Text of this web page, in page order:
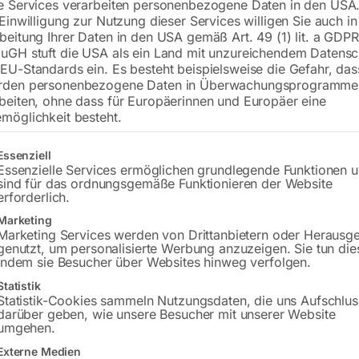
Tischplatte 1500×1480 mm
Bohrung ø16
Gitter 100×100
Lieferzeit:ca. 8 – 10 Wochen
Bitte beachten Sie: Die Versandkosten
In den
Services verarbeiten personenbezogene Daten in den
zur Nutzung dieser Services willigen Sie auch
Ihrer Daten in den USA gemäß Art. 49 (1) lit. a
stuft die USA als ein Land mit unzureichendem
Standards ein. Es besteht beispielsweise die Gefahr,
personenbezogene Daten in
ohne dass für Europäerinnen und Europäer eine
besteht.
eine Liste der Service-Gruppen, für die eine Einwilligung erteilt
Services ermöglichen grundlegende Funktionen
für das ordnungsgemäße Funktionieren der Website
Services werden von Drittanbietern oder
um personalisierte Werbung anzuzeigen. Sie tun
sie Besucher über Websites hinweg verfolgen.
Cookies sammeln Nutzungsdaten, die uns
geben, wie unsere Besucher mit unserer Website
Medien